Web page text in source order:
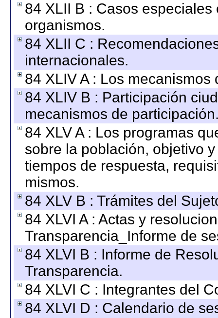
84 XLII B : Casos
organismos.
84 XLII C :
internacionales.
84 XLIV A : Los
84 XLIV B : Participación
mecanismos de
84 XLV A : Los programas
sobre la población, objetivo
tiempos de respuesta,
mismos.
84 XLV B : Trámites del
84 XLVI A : Actas y
Transparencia_Informe de
84 XLVI B : Informe de
Transparencia.
84 XLVI C : Integrantes del
84 XLVI D : Calendario de